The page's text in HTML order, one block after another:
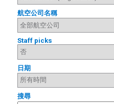
航空公司名稱
Staff picks
日期
搜尋